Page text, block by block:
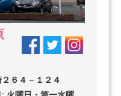
６４－１２４